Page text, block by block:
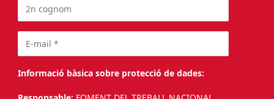
Informació bàsica sobre protecció de dades: